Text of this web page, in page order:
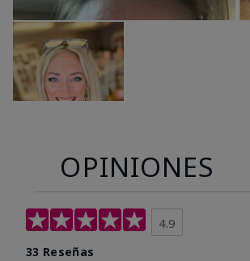
OPINIONES
4.9
33 Reseñas